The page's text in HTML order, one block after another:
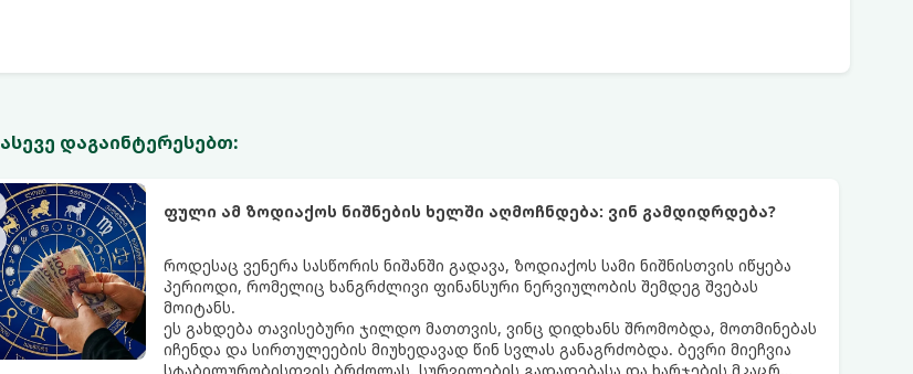
ასევე დაგაინტერესებთ:
ფული ამ ზოდიაქოს ნიშნების ხელში აღმოჩნდება: ვინ გამდიდრდება?
როდესაც ვენერა სასწორის ნიშანში გადავა, ზოდიაქოს სამი ნიშნისთვის იწყება
პერიოდი, რომელიც ხანგრძლივი ფინანსური ნერვიულობის შემდეგ შვებას
მოიტანს.
ეს გახდება თავისებური ჯილდო მათთვის, ვინც დიდხანს შრომობდა, მოთმინებას
იჩენდა და სირთულეების მიუხედავად წინ სვლას განაგრძობდა. ბევრი მიეჩვია